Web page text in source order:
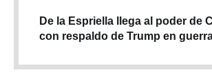
De la Espriella llega al poder de
con respaldo de Trump en